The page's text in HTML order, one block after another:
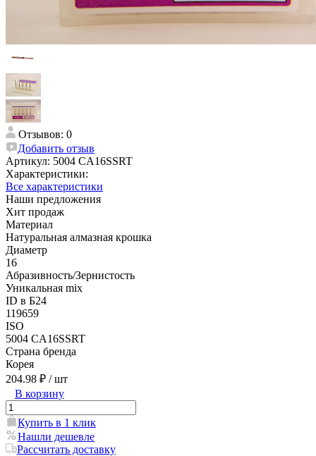
Отзывов: 0
Добавить отзыв
Артикул: 5004 CA16SSRT
Характеристики:
Все характеристики
Наши предложения
Хит продаж
Материал
Натуральная алмазная крошка
Диаметр
16
Абразивность/Зернистость
Уникальная mix
ID в Б24
119659
ISO
5004 CA16SSRT
Страна бренда
Корея
204.98 ₽ / шт
В корзину
Купить в 1 клик
Нашли дешевле
Рассчитать доставку